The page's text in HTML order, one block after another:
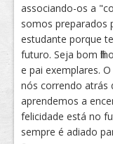
associando-os a
somos preparados
estudante porque
futuro. Seja bom
e pai exemplares.
nós correndo atrás
aprendemos a
felicidade está no
sempre é adiado